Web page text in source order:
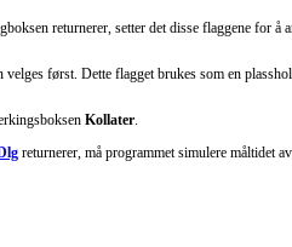
returnerer, setter det disse flaggene for
velges først. Dette flagget brukes som en
Kollater.
returnerer, må programmet simulere